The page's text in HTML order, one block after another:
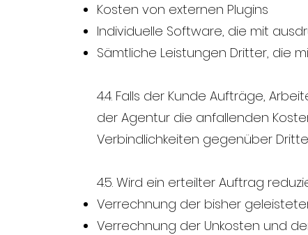
Kosten von externen Plugins
Individuelle Software, die mit
Sämtliche Leistungen Dritter, die
4.4. Falls der Kunde Aufträge,
der Agentur die anfallenden
Verbindlichkeiten gegenüber
4.5. Wird ein erteilter Auftrag
Verrechnung der bisher
Verrechnung der Unkosten und